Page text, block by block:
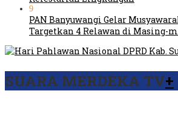
9
PAN Banyuwangi Gelar
Targetkan 4 Relawan di Masing-
SUARA MERDEKA TV+